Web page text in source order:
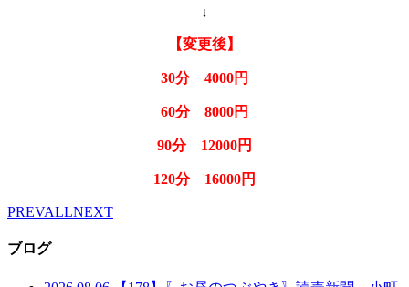
↓
【変更後】
30分 4000円
60分 8000円
90分 12000円
120分 16000円
PREVALLNEXT
ブログ